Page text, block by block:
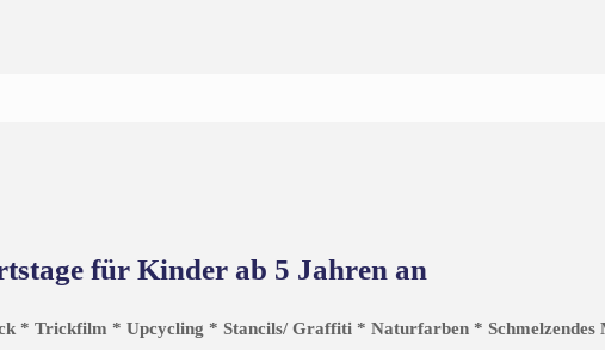
für Kinder ab 5 Jahren an
* Trickfilm * Upcycling * Stancils/ Graffiti * Naturfarben *